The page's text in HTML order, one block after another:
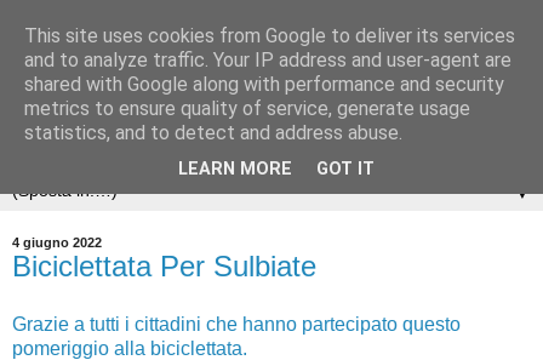
▼
4 giugno 2022
Biciclettata Per Sulbiate
Grazie a tutti i cittadini che hanno partecipato questo
pomeriggio alla biciclettata.
This site uses cookies from Google to deliver its services
and to analyze traffic. Your IP address and user-agent are
shared with Google along with performance and security
metrics to ensure quality of service, generate usage
statistics, and to detect and address abuse.
LEARN MORE GOT IT